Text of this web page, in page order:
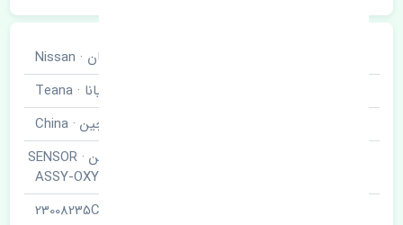
نیسان · Nissan
تیانا · Teana
چین · China
سنسور اکسیژن پایین · SENSOR
ASSY-OXYGEN
23008235CN